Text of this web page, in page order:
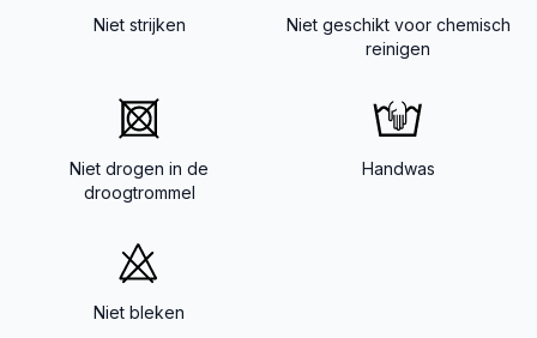
Niet strijken
Niet geschikt voor chemisch
reinigen
Niet drogen in de
droogtrommel
Handwas
Niet bleken